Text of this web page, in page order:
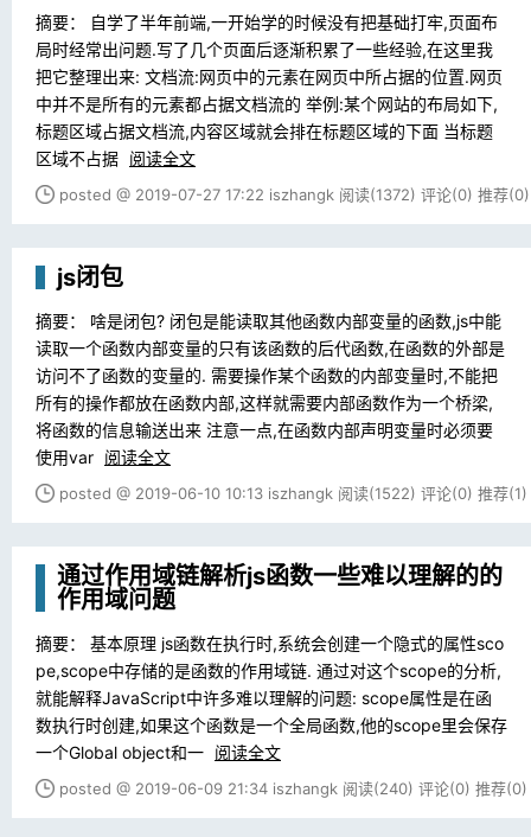
摘要： 自学了半年前端,一开始学的时候没有把基础打牢,页面布
局时经常出问题.写了几个页面后逐渐积累了一些经验,在这里我
把它整理出来: 文档流:网页中的元素在网页中所占据的位置.网页
中并不是所有的元素都占据文档流的 举例:某个网站的布局如下,
标题区域占据文档流,内容区域就会排在标题区域的下面 当标题
区域不占据 阅读全文
posted @ 2019-07-27 17:22 iszhangk 阅读(1372) 评论(0) 推荐(0)
js闭包
摘要： 啥是闭包? 闭包是能读取其他函数内部变量的函数,js中能
读取一个函数内部变量的只有该函数的后代函数,在函数的外部是
访问不了函数的变量的. 需要操作某个函数的内部变量时,不能把
所有的操作都放在函数内部,这样就需要内部函数作为一个桥梁,
将函数的信息输送出来 注意一点,在函数内部声明变量时必须要
使用var 阅读全文
posted @ 2019-06-10 10:13 iszhangk 阅读(1522) 评论(0) 推荐(1)
通过作用域链解析js函数一些难以理解的的
作用域问题
摘要： 基本原理 js函数在执行时,系统会创建一个隐式的属性sco
pe,scope中存储的是函数的作用域链. 通过对这个scope的分析,
就能解释JavaScript中许多难以理解的问题: scope属性是在函
数执行时创建,如果这个函数是一个全局函数,他的scope里会保存
一个Global object和一 阅读全文
posted @ 2019-06-09 21:34 iszhangk 阅读(240) 评论(0) 推荐(0)